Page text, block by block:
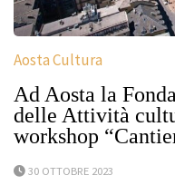
Aosta Cultura
Ad Aosta la
delle Attività
workshop
30 OTTOBRE 2023